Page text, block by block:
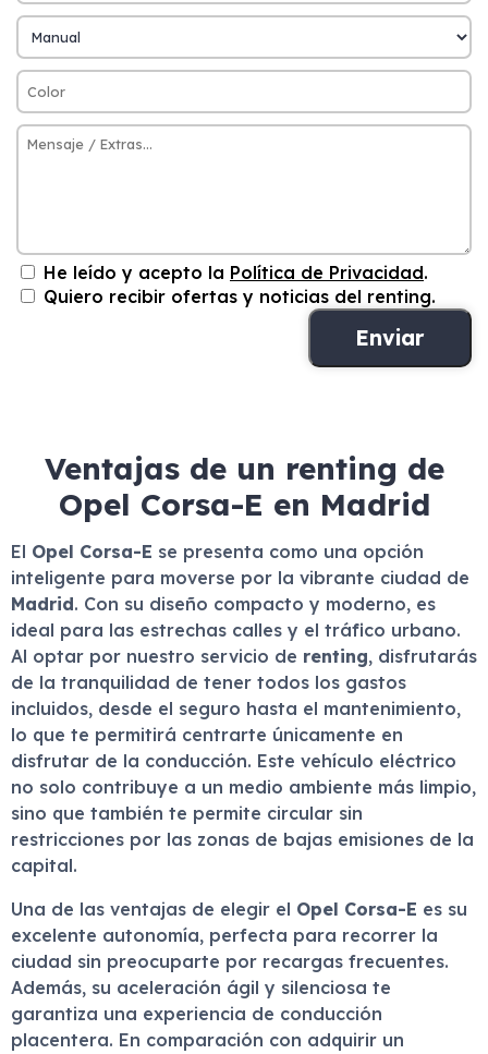
He leído y acepto la Política de Privacidad.
Quiero recibir ofertas y noticias del renting.
Ventajas de un renting de
Opel Corsa-E en Madrid
El Opel Corsa-E se presenta como una opción
inteligente para moverse por la vibrante ciudad de
Madrid. Con su diseño compacto y moderno, es
ideal para las estrechas calles y el tráfico urbano.
Al optar por nuestro servicio de renting, disfrutarás
de la tranquilidad de tener todos los gastos
incluidos, desde el seguro hasta el mantenimiento,
lo que te permitirá centrarte únicamente en
disfrutar de la conducción. Este vehículo eléctrico
no solo contribuye a un medio ambiente más limpio,
sino que también te permite circular sin
restricciones por las zonas de bajas emisiones de la
capital.
Una de las ventajas de elegir el Opel Corsa-E es su
excelente autonomía, perfecta para recorrer la
ciudad sin preocuparte por recargas frecuentes.
Además, su aceleración ágil y silenciosa te
garantiza una experiencia de conducción
placentera. En comparación con adquirir un